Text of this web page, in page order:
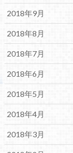
2018年9月
2018年8月
2018年7月
2018年6月
2018年5月
2018年4月
2018年3月